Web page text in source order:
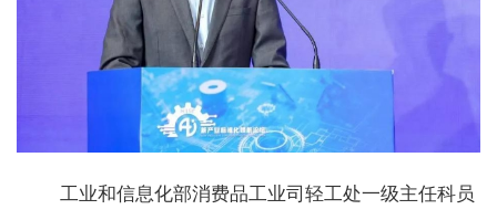
工业和信息化部消费品工业司轻工处一级主任科员